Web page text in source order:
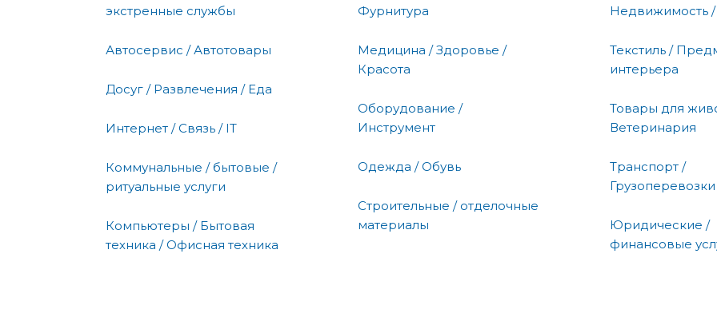
экстренные службы
Автосервис / Автотовары
Досуг / Развлечения / Еда
Интернет / Связь / IT
Коммунальные / бытовые /
ритуальные услуги
Компьютеры / Бытовая
техника / Офисная техника
Фурнитура
Медицина / Здоровье /
Красота
Оборудование /
Инструмент
Одежда / Обувь
Строительные / отделочные
материалы
Недвижимость
Текстиль /
интерьера
Товары для
Ветеринария
Транспорт /
Грузоперевозки
Юридические /
финансовые